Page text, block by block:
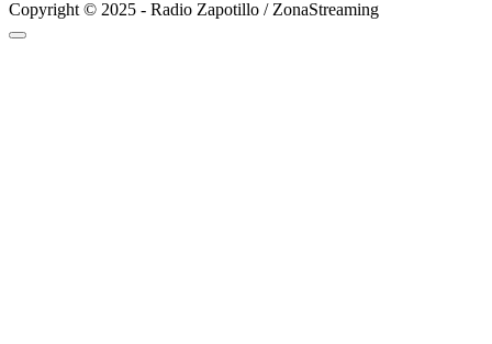
Copyright © 2025 - Radio Zapotillo / ZonaStreaming